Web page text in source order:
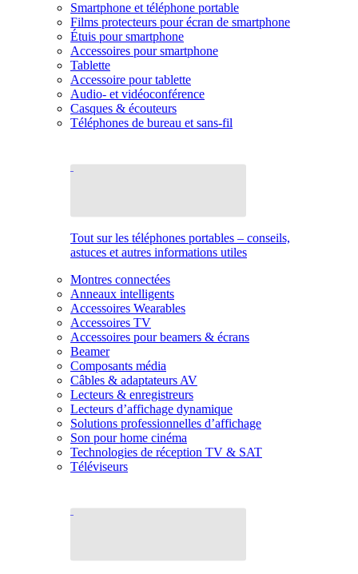
Smartphone et téléphone portable
Films protecteurs pour écran de smartphone
Étuis pour smartphone
Accessoires pour smartphone
Tablette
Accessoire pour tablette
Audio- et vidéoconférence
Casques & écouteurs
Téléphones de bureau et sans-fil
Tout sur les téléphones portables – conseils,
astuces et autres informations utiles
Montres connectées
Anneaux intelligents
Accessoires Wearables
Accessoires TV
Accessoires pour beamers & écrans
Beamer
Composants média
Câbles & adaptateurs AV
Lecteurs & enregistreurs
Lecteurs d’affichage dynamique
Solutions professionnelles d’affichage
Son pour home cinéma
Technologies de réception TV & SAT
Téléviseurs